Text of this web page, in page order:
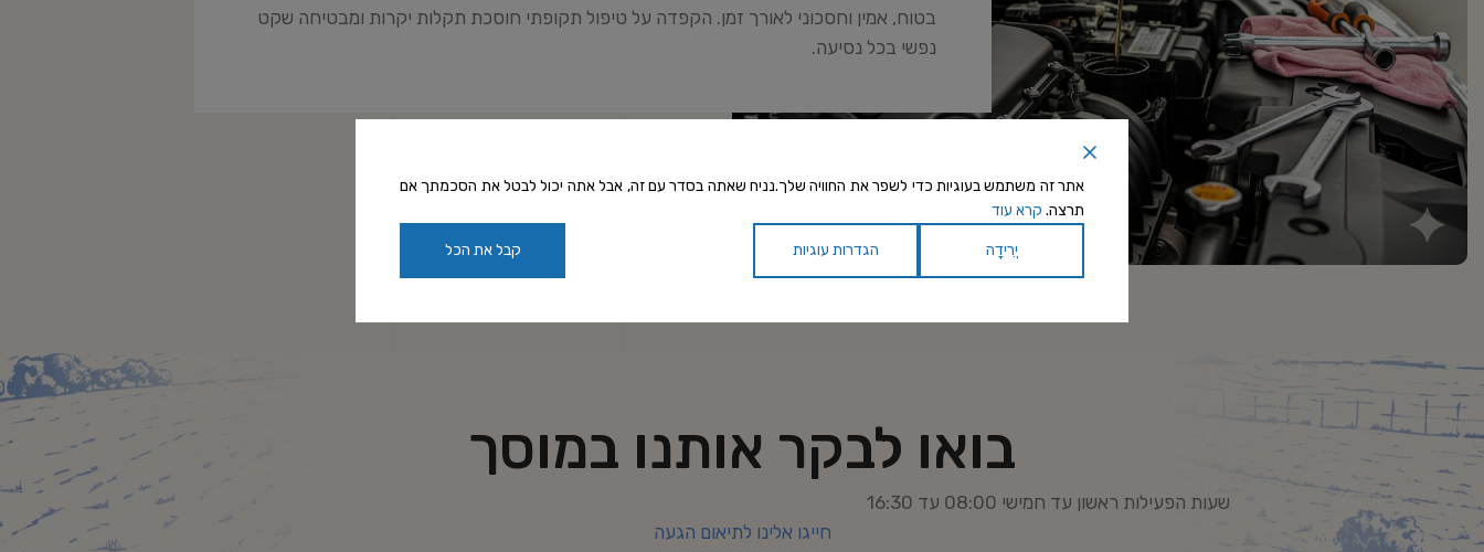
בטוח, אמין וחסכוני לאורך זמן. הקפדה על טיפול תקופתי חוסכת תקלות יקרות ומבטיחה שקט
נפשי בכל נסיעה.
בואו לבקר אותנו במוסך
שעות הפעילות ראשון עד חמישי 08:00 עד 16:30
חייגו אלינו לתיאום הגעה
אתר זה משתמש בעוגיות כדי לשפר את החוויה שלך.נניח שאתה בסדר עם זה, אבל אתה יכול לבטל את הסכמתך אם
תרצה. קרא עוד
יְרִידָה הגדרות עוגיות קבל את הכל